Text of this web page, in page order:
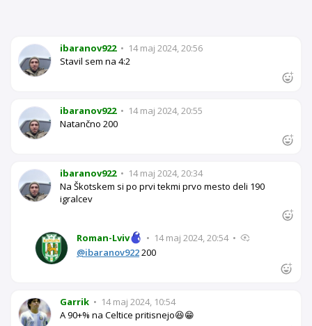
ibaranov922 • 14 maj 2024, 20:56
Stavil sem na 4:2
ibaranov922 • 14 maj 2024, 20:55
Natančno 200
ibaranov922 • 14 maj 2024, 20:34
Na Škotskem si po prvi tekmi prvo mesto deli 190
igralcev
Roman-Lviv • 14 maj 2024, 20:54 •
@ibaranov922200
Garrik • 14 maj 2024, 10:54
A 90+% na Celtice pritisnejo😆😁